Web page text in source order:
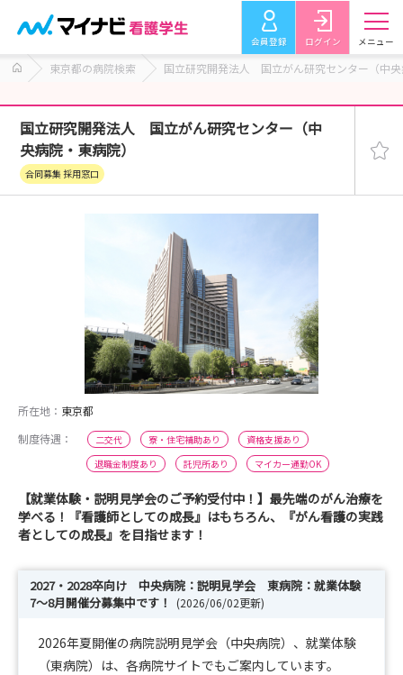
会員登録 ログイン メニュー
東京都の病院検索 国立研究開発法人 国立がん研究センター（中
国立研究開発法人 国立がん研究センター（中
央病院・東病院）
合同募集 採用窓口
所在地： 東京都
制度待遇：
二交代 寮・住宅補助あり
資格支援あり
退職金制度あり
託児所あり マイカー通勤OK
【就業体験・説明見学会のご予約受付中！】最先端のがん治療を
学べる！『看護師としての成長』はもちろん、『がん看護の実践
者としての成長』を目指せます！
2027・2028卒向け 中央病院：説明見学会 東病院：就業体験
7～8月開催分募集中です！
(2026/06/02更新)
2026年夏開催の病院説明見学会（中央病院）、就業体験
（東病院）は、各病院サイトでもご案内しています。